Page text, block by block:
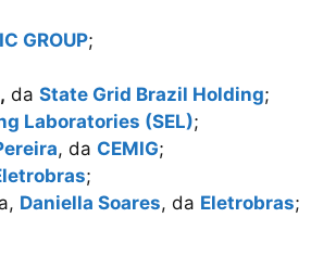
GROUP;
, da State Grid Brazil Holding;
Laboratories (SEL);
, da CEMIG;
;
Daniella Soares, da Eletrobras;